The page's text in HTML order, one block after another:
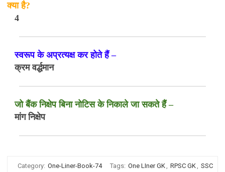
क्या है?
4
स्वरूप के अप्रत्यक्ष कर होते हैं –
क्रम वर्द्धमान
जो बैंक निक्षेप बिना नोटिस के निकाले जा सकते हैं –
मांग निक्षेप
Category: One-Liner-Book-74 Tags: One LIner GK, RPSC GK, SSC